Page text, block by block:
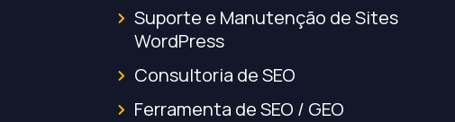
Suporte e Manutenção de Sites
WordPress
Consultoria de SEO
Ferramenta de SEO / GEO